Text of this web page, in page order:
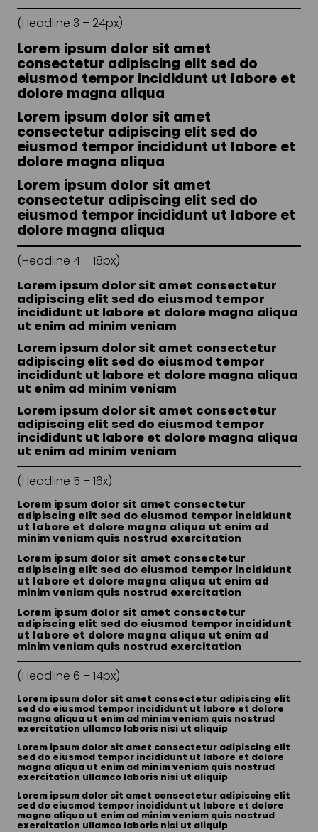
(Headline 3 – 24px)
Lorem ipsum dolor sit amet
consectetur adipiscing elit sed do
eiusmod tempor incididunt ut labore et
dolore magna aliqua
Lorem ipsum dolor sit amet
consectetur adipiscing elit sed do
eiusmod tempor incididunt ut labore et
dolore magna aliqua
Lorem ipsum dolor sit amet
consectetur adipiscing elit sed do
eiusmod tempor incididunt ut labore et
dolore magna aliqua
(Headline 4 – 18px)
Lorem ipsum dolor sit amet consectetur
adipiscing elit sed do eiusmod tempor
incididunt ut labore et dolore magna aliqua
ut enim ad minim veniam
Lorem ipsum dolor sit amet consectetur
adipiscing elit sed do eiusmod tempor
incididunt ut labore et dolore magna aliqua
ut enim ad minim veniam
Lorem ipsum dolor sit amet consectetur
adipiscing elit sed do eiusmod tempor
incididunt ut labore et dolore magna aliqua
ut enim ad minim veniam
(Headline 5 – 16x)
Lorem ipsum dolor sit amet consectetur
adipiscing elit sed do eiusmod tempor incididunt
ut labore et dolore magna aliqua ut enim ad
minim veniam quis nostrud exercitation
Lorem ipsum dolor sit amet consectetur
adipiscing elit sed do eiusmod tempor incididunt
ut labore et dolore magna aliqua ut enim ad
minim veniam quis nostrud exercitation
Lorem ipsum dolor sit amet consectetur
adipiscing elit sed do eiusmod tempor incididunt
ut labore et dolore magna aliqua ut enim ad
minim veniam quis nostrud exercitation
(Headline 6 – 14px)
Lorem ipsum dolor sit amet consectetur adipiscing elit
sed do eiusmod tempor incididunt ut labore et dolore
magna aliqua ut enim ad minim veniam quis nostrud
exercitation ullamco laboris nisi ut aliquip
Lorem ipsum dolor sit amet consectetur adipiscing elit
sed do eiusmod tempor incididunt ut labore et dolore
magna aliqua ut enim ad minim veniam quis nostrud
exercitation ullamco laboris nisi ut aliquip
Lorem ipsum dolor sit amet consectetur adipiscing elit
sed do eiusmod tempor incididunt ut labore et dolore
magna aliqua ut enim ad minim veniam quis nostrud
exercitation ullamco laboris nisi ut aliquip